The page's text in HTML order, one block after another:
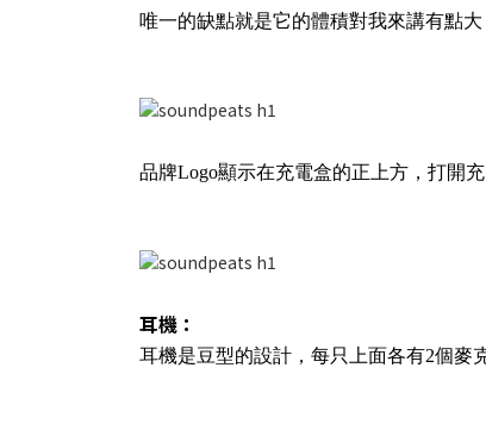
唯一的缺點就是它的體積對我來講有點
品牌Logo顯示在充電盒的正上方，打開
耳機：
耳機是豆型的設計，每只上面各有2個麥